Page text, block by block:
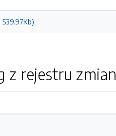
z rejestru zmian